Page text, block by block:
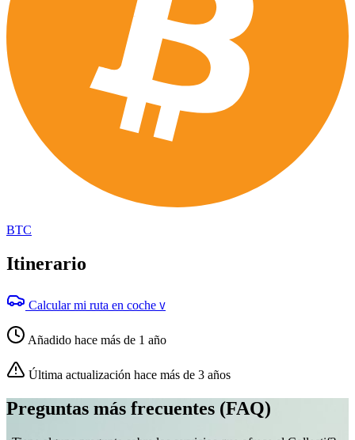
BTC
Itinerario
Calcular mi ruta en coche V
Añadido hace más de 1 año
Última actualización hace más de 3 años
Preguntas más frecuentes (FAQ)